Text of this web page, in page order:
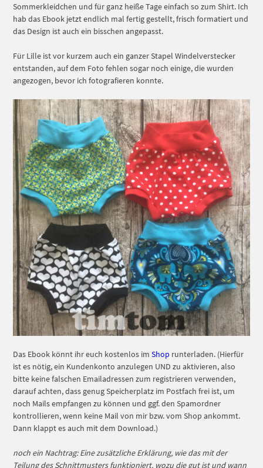
Sommerkleidchen und für ganz heiße Tage einfach so zum Shirt. Ich
hab das Ebook jetzt endlich mal fertig gestellt, frisch formatiert und
das Design ist auch ein bisschen angepasst.
Für Lille ist vor kurzem auch ein ganzer Stapel Windelverstecker
entstanden, auf dem Foto fehlen sogar noch einige, die wurden
angezogen, bevor ich fotografieren konnte.
Das Ebook könnt ihr euch kostenlos imShop runterladen. (Hierfür
ist es nötig, ein Kundenkonto anzulegen UND zu aktivieren, also
bitte keine falschen Emailadressen zum registrieren verwenden,
darauf achten, dass genug Speicherplatz im Postfach frei ist, um
noch Mails empfangen zu können und ggf. den Spamordner
kontrollieren, wenn keine Mail von mir bzw. vom Shop ankommt.
Dann klappt es auch mit dem Download.)
noch ein Nachtrag: Eine zusätzliche Erklärung, wie das mit der
Teilung des Schnittmusters funktioniert, wozu die gut ist und wann